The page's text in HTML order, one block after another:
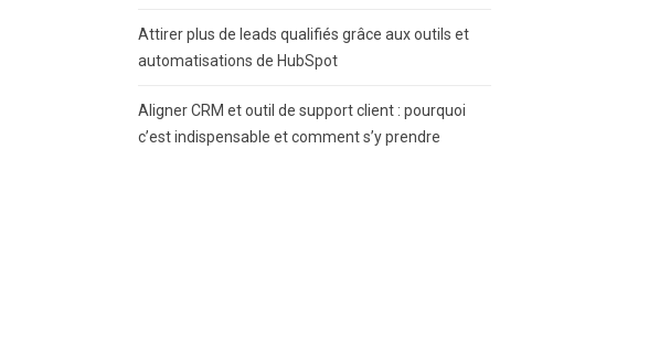
Attirer plus de leads qualifiés grâce aux outils et
automatisations de HubSpot
Aligner CRM et outil de support client : pourquoi
c’est indispensable et comment s’y prendre